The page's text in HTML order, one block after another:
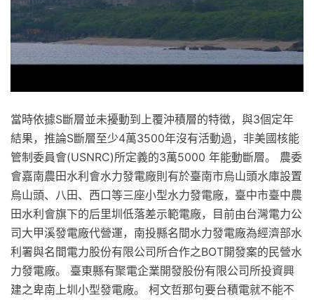
當時依據S斷層並未擾動到上覆沖積層的特徵，與3個定年
結果，推論S斷層至少4萬3500年沒有活動過，非美國核能
管制委員會(USNRC)所定義的3萬5000 年能動斷層。 農委
會嘉南農田水利會水力發電廠則有於臺南市烏山頭水庫設置
烏山頭、八田、西口等三座小型水力發電廠，臺中市臺中農
田水利會旗下的后里圳低落差示範電廠，目前由台灣電力公
司大甲溪發電廠代營運，南投縣名間水力發電廠為經濟部水
利署與名間電力股份有限公司所合作之BOT開發案的民營水
力發電廠。 臺東縣有聚電企業開發股份有限公司所投資興
建之卑南上圳小型發電廠。 柯文哲那句要台積電就不能不